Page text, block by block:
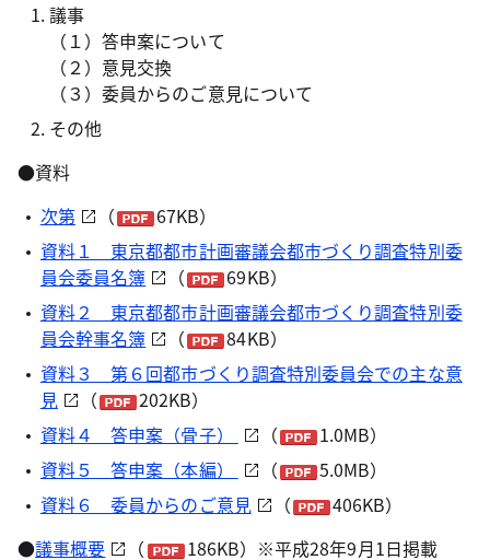
議事
（１）答申案について
（２）意見交換
（３）委員からのご意見について
その他
●資料
次第
（
67KB）
資料１ 東京都都市計画審議会都市づくり調査特別委
員会委員名簿
（
69KB）
資料２ 東京都都市計画審議会都市づくり調査特別委
員会幹事名簿
（
84KB）
資料３ 第６回都市づくり調査特別委員会での主な意
見
（
202KB）
資料４ 答申案（骨子）
（
1.0MB）
資料５ 答申案（本編）
（
5.0MB）
資料６ 委員からのご意見
（
406KB）
●議事概要 （ 186KB）※平成28年9月1日掲載